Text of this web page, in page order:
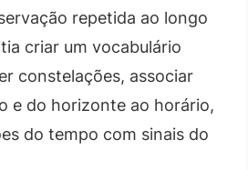
repetida ao longo
criar um vocabulário
constelações, associar
e do horizonte ao horário,
do tempo com sinais do